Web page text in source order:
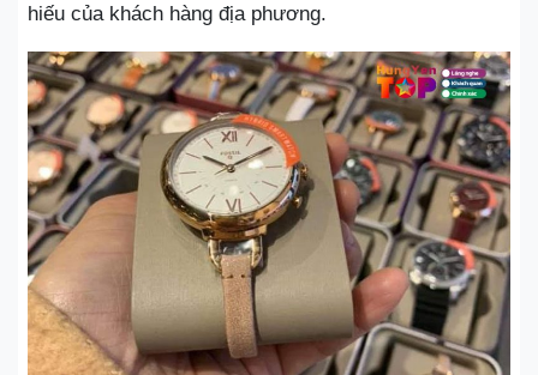
hiếu của khách hàng địa phương.